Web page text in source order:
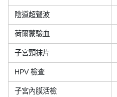
陰道超聲波
荷爾蒙驗血
子宮頸抹片
HPV 檢查
子宮內膜活檢